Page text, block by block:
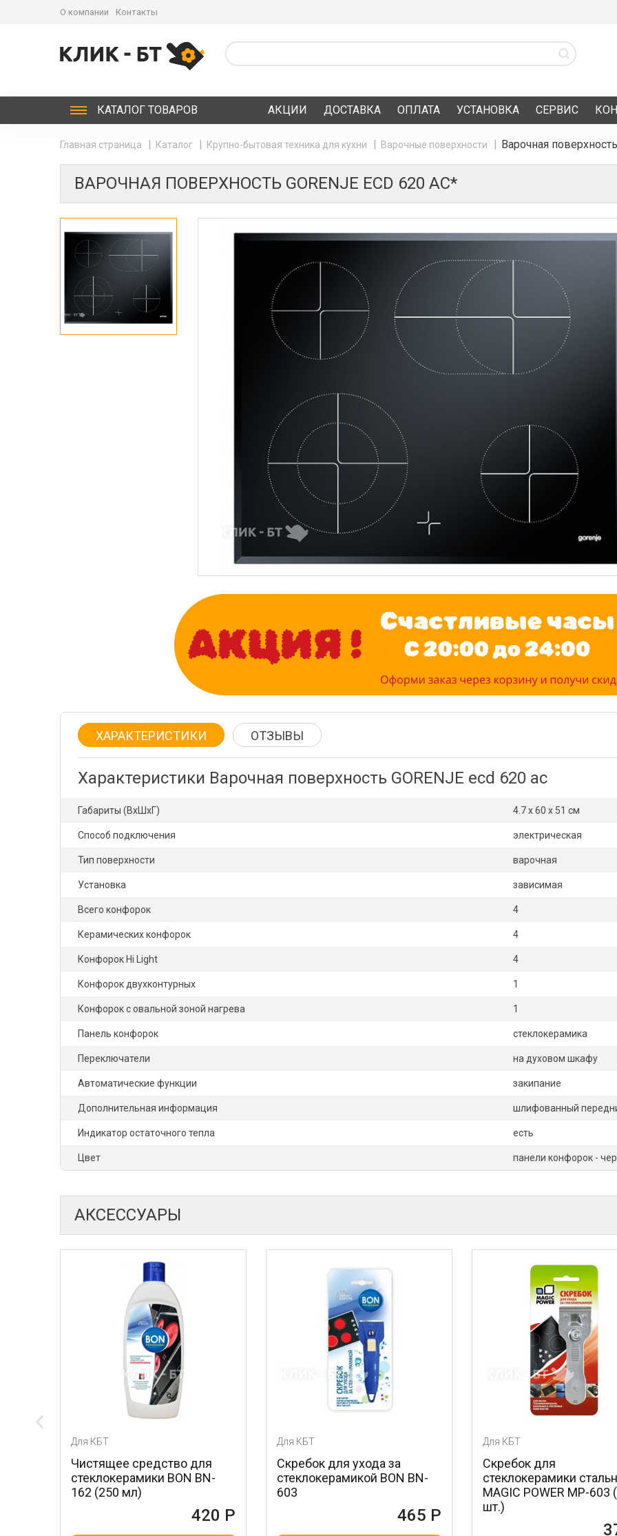
О компании Контакты
КАТАЛОГ ТОВАРОВ АКЦИИ ДОСТАВКА ОПЛАТА УСТАНОВКА СЕРВИС
Главная страница Каталог Крупно-бытовая техника для кухни Варочные поверхности Варочная
ВАРОЧНАЯ ПОВЕРХНОСТЬ GORENJE ECD 620 AC*
ХАРАКТЕРИСТИКИ ОТЗЫВЫ
Характеристики Варочная поверхность GORENJE ecd 620 ac
Габариты (ВхШхГ) 4.7 x 60 x 51 см
Способ подключения электрическая
Тип поверхности варочная
Установка зависимая
Всего конфорок 4
Керамических конфорок 4
Конфорок Hi Light 4
Конфорок двухконтурных 1
Конфорок с овальной зоной нагрева 1
Панель конфорок стеклокерамика
Переключатели на духовом шкафу
Автоматические функции закипание
Дополнительная информация шлифованный
Индикатор остаточного тепла есть
Цвет панели конфорок -
АКСЕССУАРЫ
средство для
BON BN-
Скребок для ухода за
стеклокерамикой BON BN-
стеклокерамики стальной
MAGIC POWER MP-603 (1
шт.)